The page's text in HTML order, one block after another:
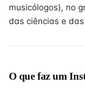
musicólogos), no
das ciências e
O que faz um